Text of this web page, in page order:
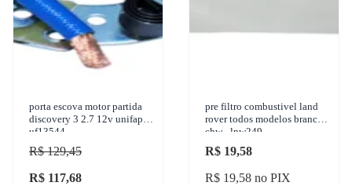
porta escova motor partida
discovery 3 2.7 12v unifap
uf13544
R$ 129,45
R$ 117,68
pre filtro combustivel land
rover todos modelos branco
chw - lnw249
R$ 19,58
R$ 19,58 no PIX